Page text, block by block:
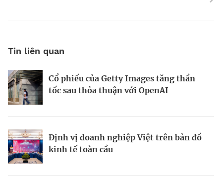
Tin liên quan
Cổ phiếu của Getty Images tăng thần
tốc sau thỏa thuận với OpenAI
Định vị doanh nghiệp Việt trên bản đồ
kinh tế toàn cầu
Động lực và những “điểm nghẽn” trên
hành trình kiến thiết đô thị xanh
Bất động sản công nghiệp xanh: sức
mạnh từ công nghệ và vốn
World Bank: Việt Nam cần điều chỉnh
mô hình tăng trưởng
Bà Đặng Minh Phương: Mạnh dạn đón
cơ hội, tạo dấu ấn mới